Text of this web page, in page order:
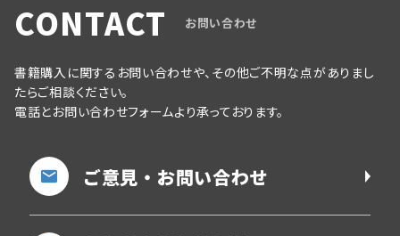
CONTACT お問い合わせ
書籍購入に関するお問い合わせや、その他ご不明な点がありまし
たらご相談ください。
電話とお問い合わせフォームより承っております。
ご意見・お問い合わせ